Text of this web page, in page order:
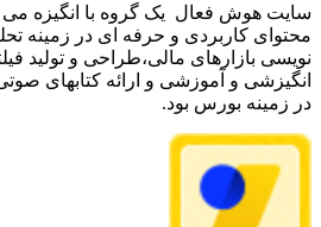
سایت هوش فعال یک گروه با انگیزه می
محتوای کاربردی و حرفه ای در زمینه
نویسی بازارهای مالی،طراحی و تولید
انگیزشی و آموزشی و ارائه کتابهای
در زمینه بورس بود.